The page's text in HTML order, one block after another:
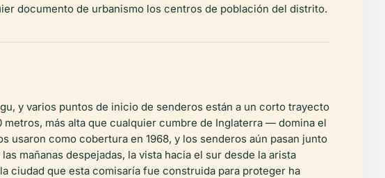
documento de urbanismo los centros de población del distrito.
y varios puntos de inicio de senderos están a un corto trayecto
más alta que cualquier cumbre de Inglaterra — domina el
como cobertura en 1968, y los senderos aún pasan junto
mañanas despejadas, la vista hacia el sur desde la arista
ciudad que esta comisaría fue construida para proteger ha